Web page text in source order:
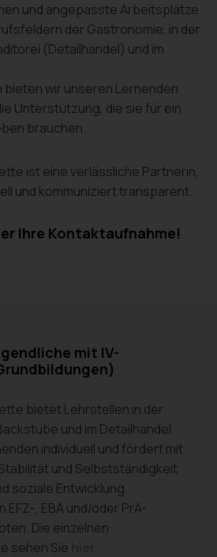
und angepasste Arbeitsplätze
der Gastronomie, in der
(Detailhandel) und im
bieten wir unseren Lernenden
Unterstützung, die sie für ein
brauchen.
ist eine verlässliche Partnerin,
und kommuniziert transparent.
Ihre Kontaktaufnahme!
mit IV-
bietet Lehrstellen in der
und im Detailhandel.
individuell und fördert mit
und Selbstständigkeit
soziale Entwicklung.
, EBA und/oder PrA-
Die einzelnen
sehen Sie